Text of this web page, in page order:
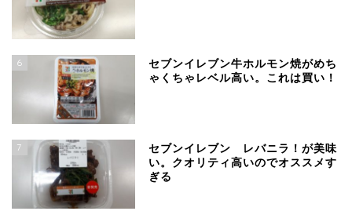
6
セブンイレブン牛ホルモン焼がめち
ゃくちゃレベル高い。これは買い！
7
セブンイレブン レバニラ！が美味
い。クオリティ高いのでオススメす
ぎる